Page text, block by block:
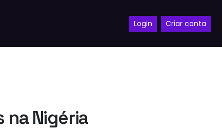
Login Criar conta
na Nigéria